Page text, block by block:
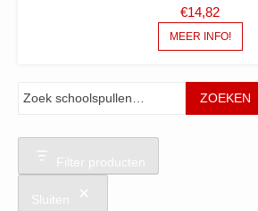
€14,82
MEER INFO!
ZOEKEN
Filter producten
Sluiten